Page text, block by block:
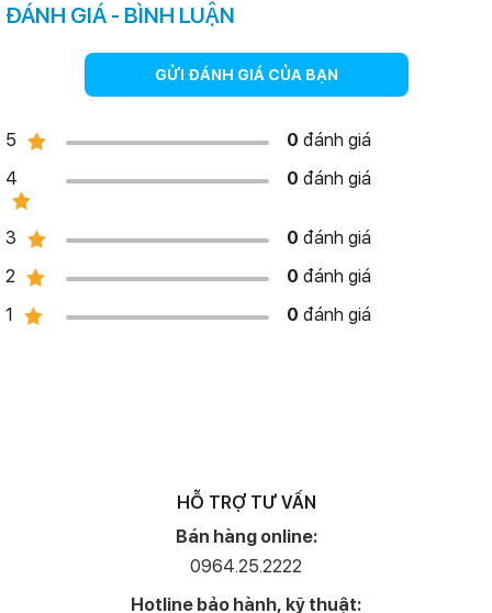
iPhone 12 Pro như một tấm kim loại nguyên khối được cắt phẳng.
đồng thời giúp máy mỏng hơn đôi chút so với iPhone 11 Pro (7,4 mm
Sở hữu khung viền thép, iPhone 12 Pro cho cảm giác cầm đầm tay
và cứng cáp hơn. Tuy nhiên, phần khung này là nơi để lại dấu vân tay
ĐÁNH GIÁ - BÌNH LUẬN
GỬI ĐÁNH GIÁ CỦA BẠN
5 0 đánh giá
4
0 đánh giá
3 0 đánh giá
2
0 đánh giá
1
0 đánh giá
HỖ TRỢ TƯ VẤN
Bán hàng online:
0964.25.2222
Hotline bảo hành, kỹ thuật: